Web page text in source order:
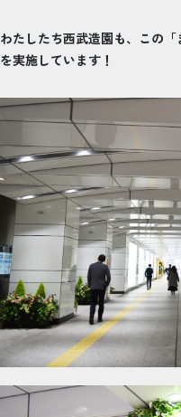
わたしたち西武造園も、この
を実施しています！